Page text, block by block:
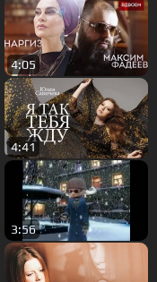
4:05
4:41
3:56